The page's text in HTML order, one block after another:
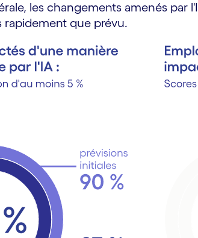
les changements amenés par
rapidement que prévu.